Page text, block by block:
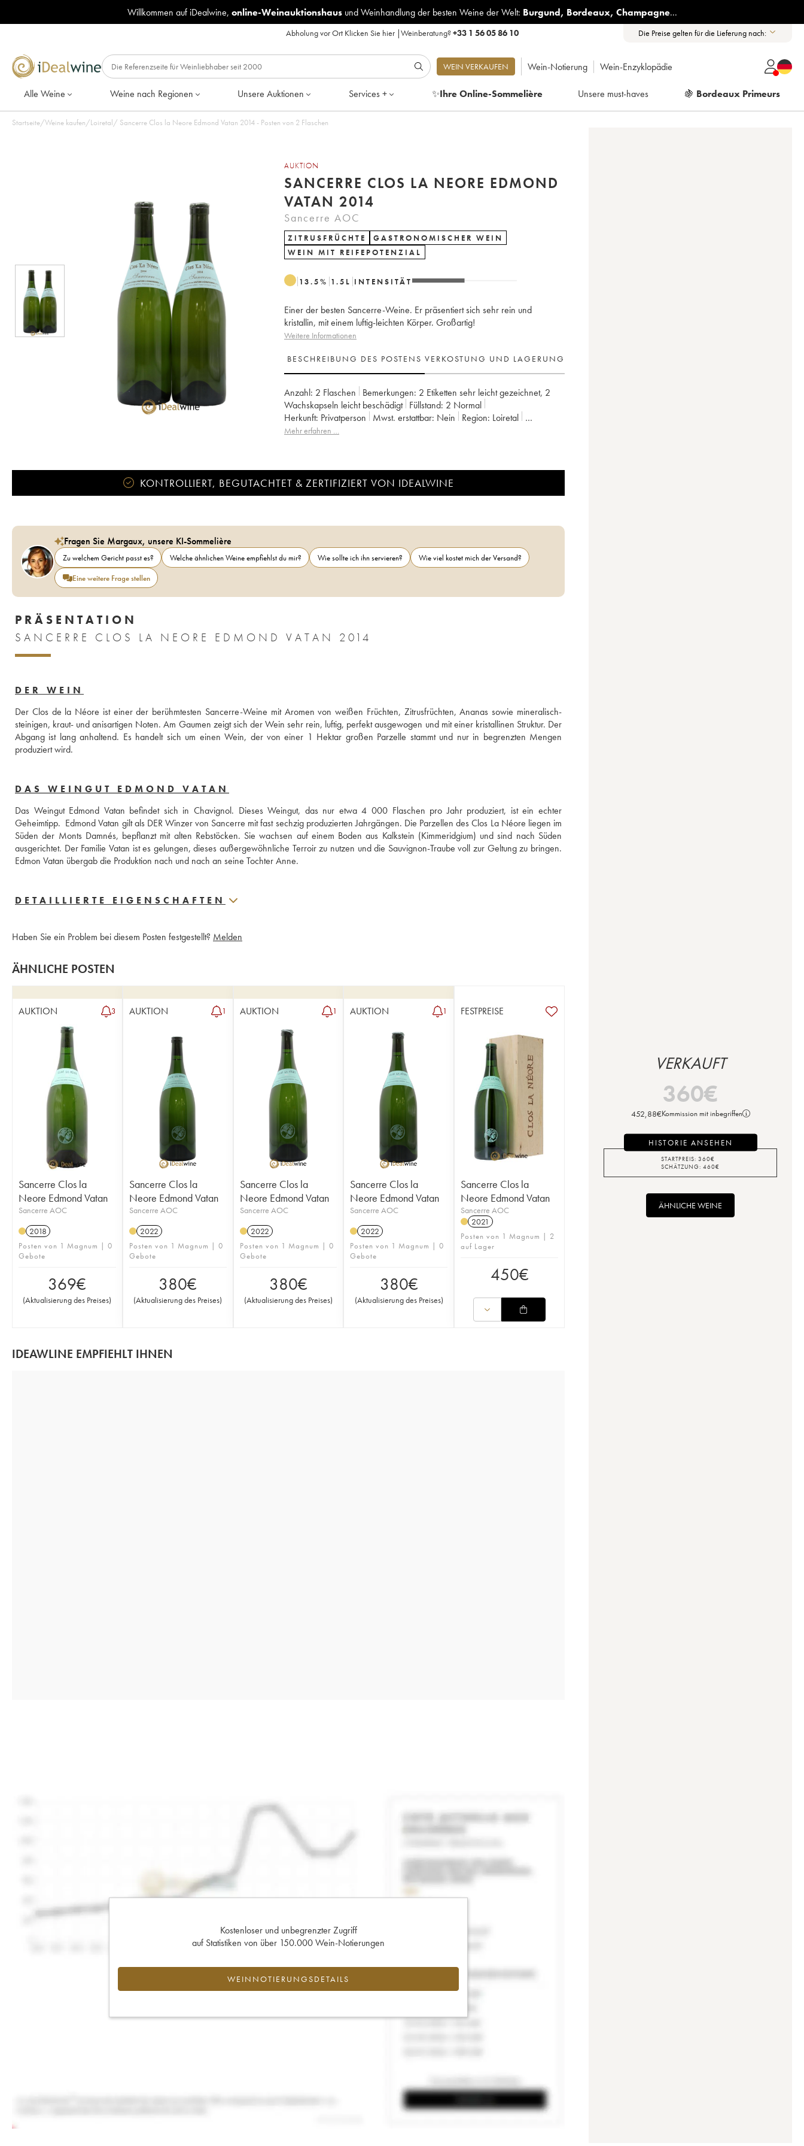
Willkommen auf iDealwine, online-Weinauktionshausund Weinhandlung der besten Weine der Welt: Burgund, Bordeaux, Champagne...
Abholung vor Ort Klicken Sie hier|Weinberatung?+33 1 56 05 86 10 Die Preise gelten für die Lieferung nach:
WEIN VERKAUFEN Wein-Notierung Wein-Enzyklopädie
Alle Weine Weine nach Regionen Unsere Auktionen Services + ✨Ihre Online-Sommelière Unsere must-haves 🍇 Bordeaux Primeurs
Startseite/Weine kaufen/Loiretal/ Sancerre Clos la Neore Edmond Vatan 2014 - Posten von 2 Flaschen
AUKTION
SANCERRE CLOS LA NEORE EDMOND
VATAN 2014
Sancerre AOC
ZITRUSFRÜCHTE
GASTRONOMISCHER WEIN
WEIN MIT REIFEPOTENZIAL
13.5% 1.5 L INTENSITÄT
Einer der besten Sancerre-Weine. Er präsentiert sich sehr rein und
kristallin, mit einem luftig-leichten Körper. Großartig!
Weitere Informationen
BESCHREIBUNG DES POSTENS VERKOSTUNG UND LAGERUNG
Anzahl: 2 Flaschen Bemerkungen: 2 Etiketten sehr leicht gezeichnet, 2
Wachskapseln leicht beschädigt Füllstand: 2 Normal
Herkunft:
privatperson Mwst. erstattbar: nein Region: Loiretal
Appellation: Sancerre
Mehr erfahren …
KONTROLLIERT, BEGUTACHTET & ZERTIFIZIERT VON IDEALWINE
Fragen Sie Margaux, unsere KI-Sommelière
Zu welchem Gericht passt es? Welche ähnlichen Weine empfiehlst du mir? Wie sollte ich ihn servieren?
Wie viel kostet mich der Versand?
Eine weitere Frage stellen
PRÄSENTATION
SANCERRE CLOS LA NEORE EDMOND VATAN 2014
DER WEIN
Der Clos de la Néore ist einer der berühmtesten Sancerre-Weine mit Aromen von weißen Früchten, Zitrusfrüchten, Ananas sowie mineralisch-
steinigen, kraut- und anisartigen Noten. Am Gaumen zeigt sich der Wein sehr rein, luftig, perfekt ausgewogen und mit einer kristallinen Struktur. Der
Abgang ist lang anhaltend. Es handelt sich um einen Wein, der von einer 1 Hektar großen Parzelle stammt und nur in begrenzten Mengen
produziert wird.
DAS WEINGUT EDMOND VATAN
Das Weingut Edmond Vatan befindet sich in Chavignol. Dieses Weingut, das nur etwa 4 000 Flaschen pro Jahr produziert, ist ein echter
Geheimtipp.  Edmond Vatan gilt als DER Winzer von Sancerre mit fast sechzig produzierten Jahrgängen. Die Parzellen des Clos La Néore liegen im
Süden der Monts Damnés, bepflanzt mit alten Rebstöcken. Sie wachsen auf einem Boden aus Kalkstein (Kimmeridgium) und sind nach Süden
ausgerichtet. Der Familie Vatan ist es gelungen, dieses außergewöhnliche Terroir zu nutzen und die Sauvignon-Traube voll zur Geltung zu bringen.
Edmon Vatan übergab die Produktion nach und nach an seine Tochter Anne.
DETAILLIERTE EIGENSCHAFTEN
Haben Sie ein Problem bei diesem Posten festgestellt? Melden
ÄHNLICHE POSTEN
AUKTION 3
Sancerre Clos la
Neore Edmond Vatan
Sancerre AOC
2018
Posten von 1 Magnum | 0
Gebote
369€
(Aktualisierung des Preises)
AUKTION 1
Sancerre Clos la
Neore Edmond Vatan
Sancerre AOC
2022
Posten von 1 Magnum | 0
Gebote
380€
(Aktualisierung des Preises)
AUKTION 1
Sancerre Clos la
Neore Edmond Vatan
Sancerre AOC
2022
Posten von 1 Magnum | 0
Gebote
380€
(Aktualisierung des Preises)
AUKTION 1
Sancerre Clos la
Neore Edmond Vatan
Sancerre AOC
2022
Posten von 1 Magnum | 0
Gebote
380€
(Aktualisierung des Preises)
FESTPREISE
Sancerre Clos la
Neore Edmond Vatan
Sancerre AOC
2021
Posten von 1 Magnum | 2
auf Lager
450€
IDEAWLINE EMPFIEHLT IHNEN
Kostenloser und unbegrenzter Zugriff
auf Statistiken von über 150.000 Wein-Notierungen
WEINNOTIERUNGSDETAILS
VERKAUFT
360€
452,88€Kommission mit inbegriffen
HISTORIE ANSEHEN
STARTPREIS: 360€
SCHÄTZUNG: 460€
ÄHNLICHE WEINE